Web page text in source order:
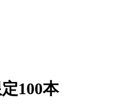
100本